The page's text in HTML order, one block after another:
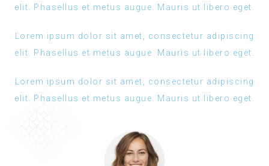
elit. Phasellus et metus augue. Mauris ut libero eget.
Lorem ipsum dolor sit amet, consectetur adipiscing
elit. Phasellus et metus augue. Mauris ut libero eget.
Lorem ipsum dolor sit amet, consectetur adipiscing
elit. Phasellus et metus augue. Mauris ut libero eget.